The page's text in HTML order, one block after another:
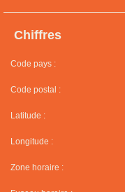
Chiffres
Code pays :
Code postal :
Latitude :
Longitude :
Zone horaire :